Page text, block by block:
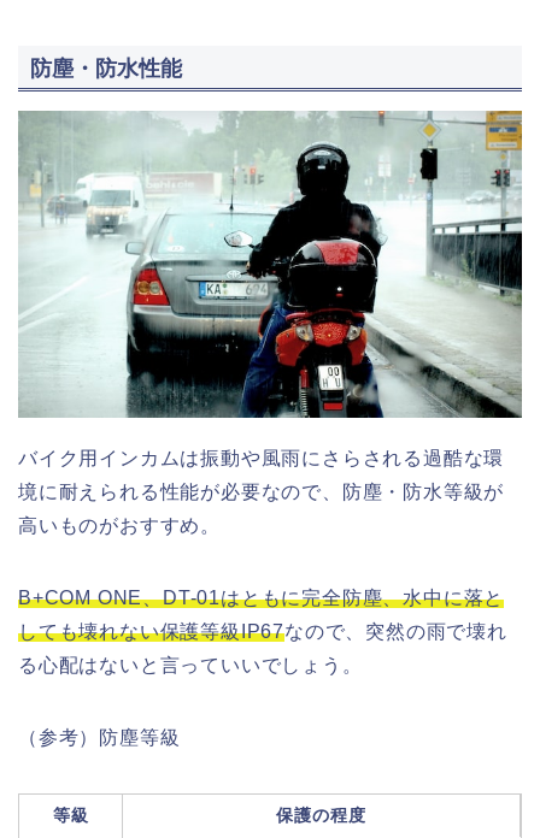
防塵・防水性能
バイク用インカムは振動や風雨にさらされる過酷な環
境に耐えられる性能が必要なので、防塵・防水等級が
高いものがおすすめ。
B+COM ONE、DT-01はともに完全防塵、水中に落と
しても壊れない保護等級IP67なので、突然の雨で壊れ
る心配はないと言っていいでしょう。
（参考）防塵等級
等級 保護の程度